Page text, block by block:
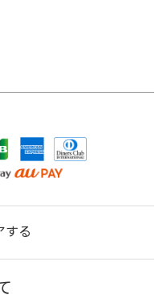
する